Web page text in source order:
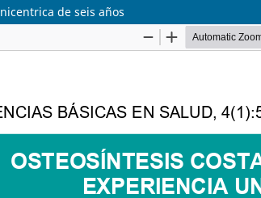
de seis años